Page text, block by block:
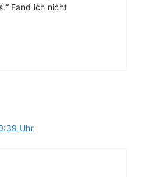
Fand ich nicht
Uhr